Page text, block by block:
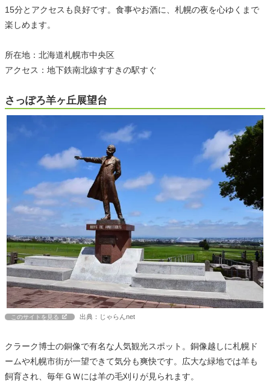
15分とアクセスも良好です。食事やお酒に、札幌の夜を心ゆくまで
楽しめます。
所在地：北海道札幌市中央区
アクセス：地下鉄南北線すすきの駅すぐ
さっぽろ羊ヶ丘展望台
このサイトを見る 出典：じゃらんnet
クラーク博士の銅像で有名な人気観光スポット。銅像越しに札幌ド
ームや札幌市街が一望できて気分も爽快です。広大な緑地では羊も
飼育され、毎年ＧＷには羊の毛刈りが見られます。